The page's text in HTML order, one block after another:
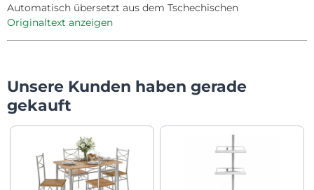
Automatisch übersetzt aus dem Tschechischen
Originaltext anzeigen
Unsere Kunden haben gerade
gekauft